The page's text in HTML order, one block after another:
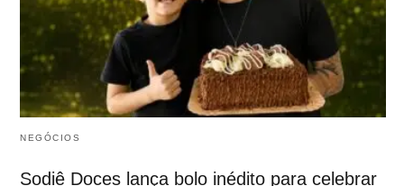
NEGÓCIOS
Sodiê Doces lança bolo inédito para celebrar